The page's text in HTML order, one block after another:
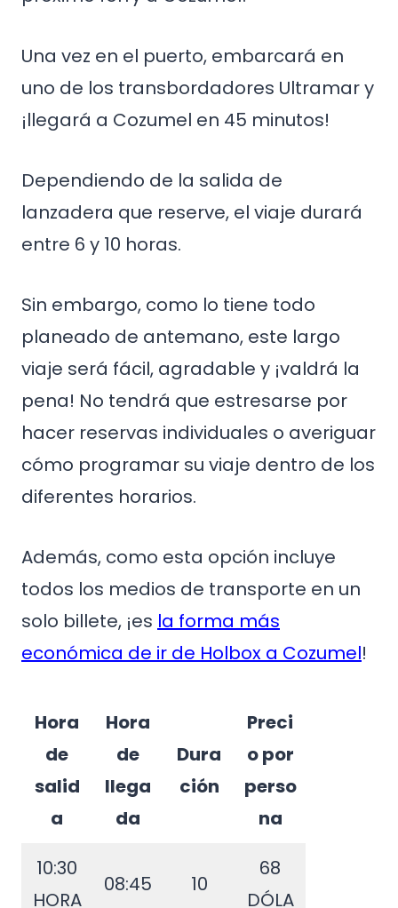
Una vez en el puerto, embarcará en
uno de los transbordadores Ultramar y
¡llegará a Cozumel en 45 minutos!
Dependiendo de la salida de
lanzadera que reserve, el viaje durará
entre 6 y 10 horas.
Sin embargo, como lo tiene todo
planeado de antemano, este largo
viaje será fácil, agradable y ¡valdrá la
pena! No tendrá que estresarse por
hacer reservas individuales o averiguar
cómo programar su viaje dentro de los
diferentes horarios.
Además, como esta opción incluye
todos los medios de transporte en un
solo billete, ¡es la forma más
económica de ir de Holbox a Cozumel!
Hora
de
salid
a
Hora
de
llega
da
Dura
ción
Preci
o por
perso
na
10:30
HORA
08:45
10
68
DÓLA